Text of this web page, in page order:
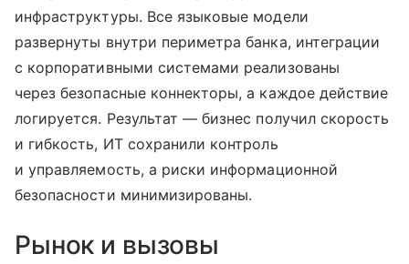
инфраструктуры. Все языковые модели
развернуты внутри периметра банка, интеграции
с корпоративными системами реализованы
через безопасные коннекторы, а каждое действие
логируется. Результат — бизнес получил скорость
и гибкость, ИТ сохранили контроль
и управляемость, а риски информационной
безопасности минимизированы.
Рынок и вызовы